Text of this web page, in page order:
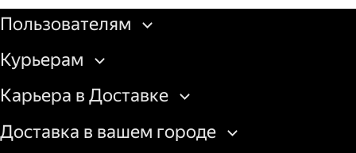
Пользователям
Курьерам
Карьера в Доставке
Доставка в вашем городе